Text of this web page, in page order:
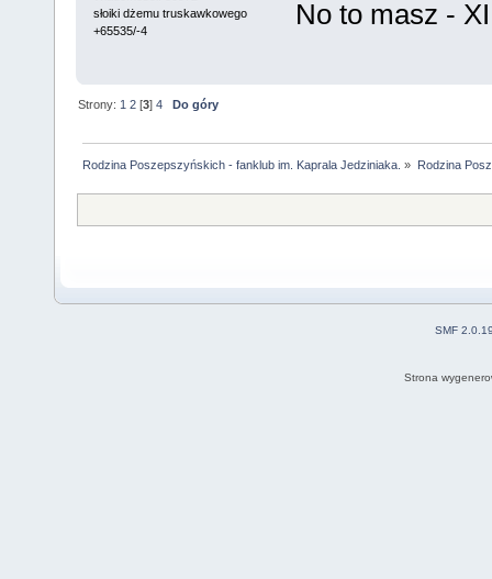
słoiki dżemu truskawkowego
+65535/-4
No to masz -
Strony: 1 2 [3]4 Do góry
Rodzina Poszepszyńskich - fanklub im. Kaprala Jedziniaka. » Rodzina
SMF
Strona